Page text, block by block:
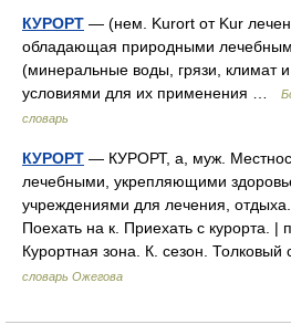
КУРОРТ — (нем. Kurort от Kur
обладающая природными
(минеральные воды, грязи, климат
условиями для их применения …
словарь
КУРОРТ — КУРОРТ, а, муж.
лечебными, укрепляющими
учреждениями для лечения,
Поехать на к. Приехать с курорта. |
Курортная зона. К. сезон.
словарь Ожегова